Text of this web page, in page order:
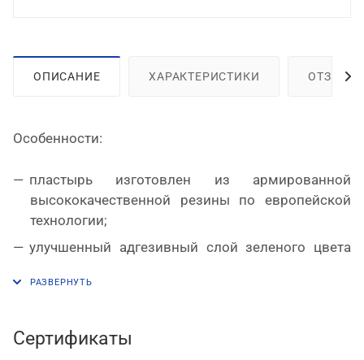
ОПИСАНИЕ ХАРАКТЕРИСТИКИ ОТЗЫВЫ
Особенности:
пластырь изготовлен из армированной
высококачественной резины по европейской
технологии;
улучшенный адгезивный слой зеленого цвета
надрезанной посередине для более удобного
данный пластырь применяется для холодной
Сертификаты